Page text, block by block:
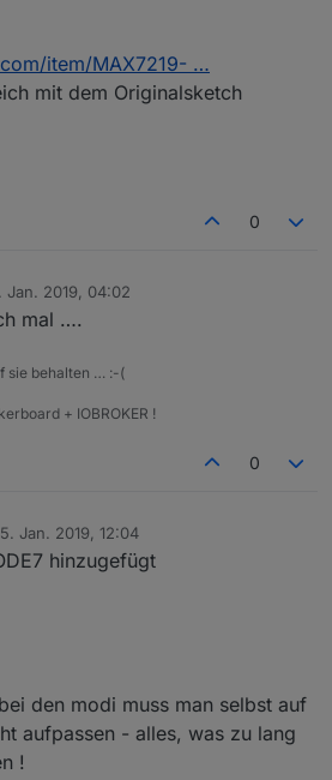
item/MAX7219- …
mit dem Originalsketch
0
Jan. 2019, 04:02
von
mal ….
sie behalten … :-(
+ IOBROKER !
0
Jan. 2019, 12:04
von
hinzugefügt
den modi muss man selbst auf
aufpassen - alles, was zu lang
!